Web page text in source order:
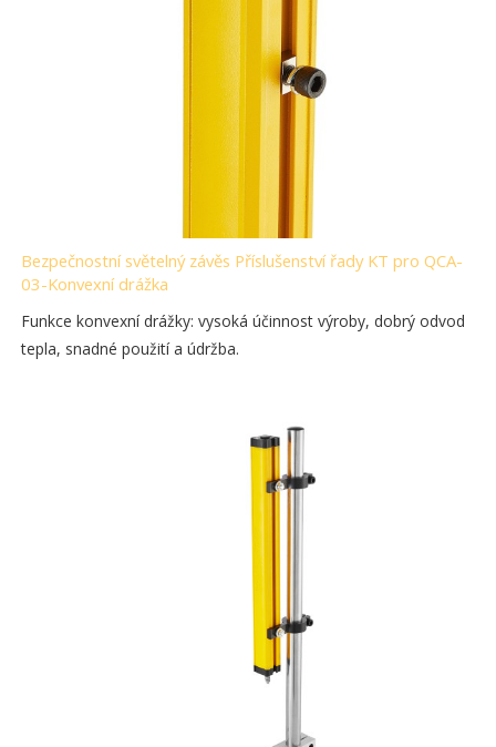
Bezpečnostní světelný závěs Příslušenství řady KT pro QCA-
03-Konvexní drážka
Funkce konvexní drážky: vysoká účinnost výroby, dobrý odvod
tepla, snadné použití a údržba.